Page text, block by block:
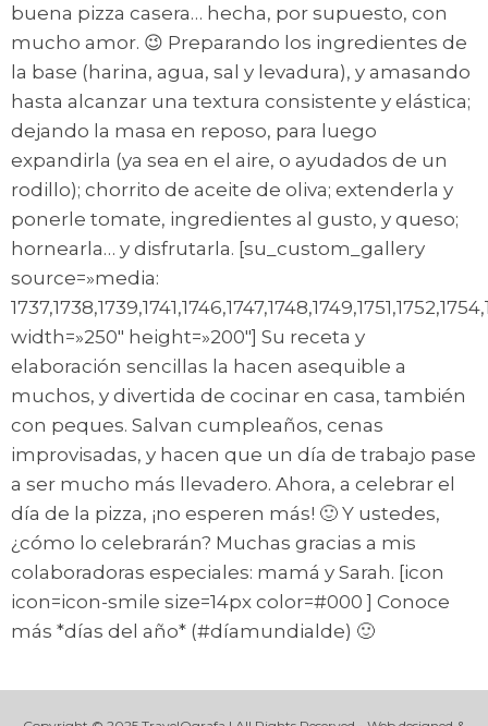
buena pizza casera… hecha, por supuesto, con
mucho amor. 😉 Preparando los ingredientes de
la base (harina, agua, sal y levadura), y amasando
hasta alcanzar una textura consistente y elástica;
dejando la masa en reposo, para luego
expandirla (ya sea en el aire, o ayudados de un
rodillo); chorrito de aceite de oliva; extenderla y
ponerle tomate, ingredientes al gusto, y queso;
hornearla… y disfrutarla. [su_custom_gallery
source=»media:
width=»250″ height=»200″] Su receta y
elaboración sencillas la hacen asequible a
muchos, y divertida de cocinar en casa, también
con peques. Salvan cumpleaños, cenas
improvisadas, y hacen que un día de trabajo pase
a ser mucho más llevadero. Ahora, a celebrar el
día de la pizza, ¡no esperen más! 🙂 Y ustedes,
¿cómo lo celebrarán? Muchas gracias a mis
colaboradoras especiales: mamá y Sarah. [icon
icon=icon-smile size=14px color=#000 ] Conoce
más *días del año* (#díamundialde) 🙂